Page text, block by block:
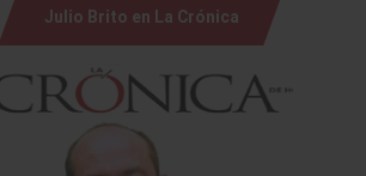
Julio Brito en La Crónica